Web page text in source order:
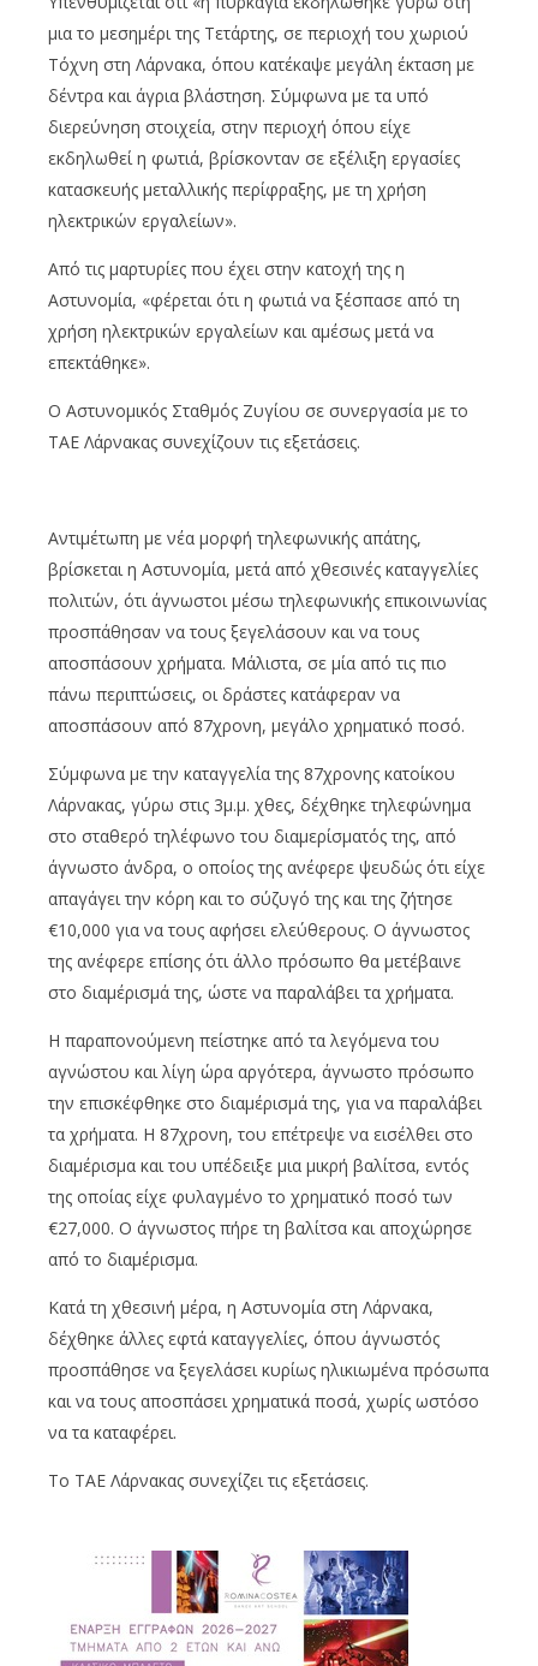
μια το μεσημέρι της Τετάρτης, σε περιοχή του χωριού
Τόχνη στη Λάρνακα, όπου κατέκαψε μεγάλη έκταση με
δέντρα και άγρια βλάστηση. Σύμφωνα με τα υπό
διερεύνηση στοιχεία, στην περιοχή όπου είχε
εκδηλωθεί η φωτιά, βρίσκονταν σε εξέλιξη εργασίες
κατασκευής μεταλλικής περίφραξης, με τη χρήση
ηλεκτρικών εργαλείων».
Από τις μαρτυρίες που έχει στην κατοχή της η
Αστυνομία, «φέρεται ότι η φωτιά να ξέσπασε από τη
χρήση ηλεκτρικών εργαλείων και αμέσως μετά να
επεκτάθηκε».
Ο Αστυνομικός Σταθμός Ζυγίου σε συνεργασία με το
ΤΑΕ Λάρνακας συνεχίζουν τις εξετάσεις.
Αντιμέτωπη με νέα μορφή τηλεφωνικής απάτης,
βρίσκεται η Αστυνομία, μετά από χθεσινές καταγγελίες
πολιτών, ότι άγνωστοι μέσω τηλεφωνικής επικοινωνίας
προσπάθησαν να τους ξεγελάσουν και να τους
αποσπάσουν χρήματα. Μάλιστα, σε μία από τις πιο
πάνω περιπτώσεις, οι δράστες κατάφεραν να
αποσπάσουν από 87χρονη, μεγάλο χρηματικό ποσό.
Σύμφωνα με την καταγγελία της 87χρονης κατοίκου
Λάρνακας, γύρω στις 3μ.μ. χθες, δέχθηκε τηλεφώνημα
στο σταθερό τηλέφωνο του διαμερίσματός της, από
άγνωστο άνδρα, ο οποίος της ανέφερε ψευδώς ότι είχε
απαγάγει την κόρη και το σύζυγό της και της ζήτησε
€10,000 για να τους αφήσει ελεύθερους. Ο άγνωστος
της ανέφερε επίσης ότι άλλο πρόσωπο θα μετέβαινε
στο διαμέρισμά της, ώστε να παραλάβει τα χρήματα.
Η παραπονούμενη πείστηκε από τα λεγόμενα του
αγνώστου και λίγη ώρα αργότερα, άγνωστο πρόσωπο
την επισκέφθηκε στο διαμέρισμά της, για να παραλάβει
τα χρήματα. Η 87χρονη, του επέτρεψε να εισέλθει στο
διαμέρισμα και του υπέδειξε μια μικρή βαλίτσα, εντός
της οποίας είχε φυλαγμένο το χρηματικό ποσό των
€27,000. Ο άγνωστος πήρε τη βαλίτσα και αποχώρησε
από το διαμέρισμα.
Κατά τη χθεσινή μέρα, η Αστυνομία στη Λάρνακα,
δέχθηκε άλλες εφτά καταγγελίες, όπου άγνωστός
προσπάθησε να ξεγελάσει κυρίως ηλικιωμένα πρόσωπα
και να τους αποσπάσει χρηματικά ποσά, χωρίς ωστόσο
να τα καταφέρει.
Το ΤΑΕ Λάρνακας συνεχίζει τις εξετάσεις.